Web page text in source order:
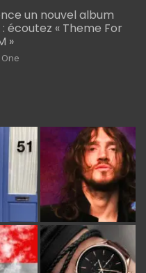
un nouvel album
écoutez « Theme For
»